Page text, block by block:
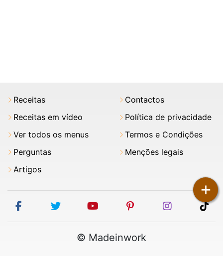
+
Receitas
Receitas em vídeo
Ver todos os menus
Perguntas
Artigos
Contactos
Política de privacidade
Termos e Condições
Menções legais
facebooktwitter youtubepinterestinstagram
© Madeinwork